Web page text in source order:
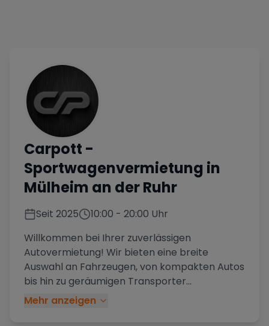
Carpott -
Sportwagenvermietung in
Mülheim an der Ruhr
Seit 2025 10:00 - 20:00 Uhr
Willkommen bei Ihrer zuverlässigen
Autovermietung! Wir bieten eine breite
Auswahl an Fahrzeugen, von kompakten Autos
bis hin zu geräumigen Transporter...
Mehr anzeigen